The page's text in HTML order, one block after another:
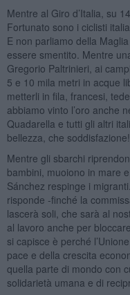
Mentre al Giro d’Italia, su
Fortunato sono i ciclisti
E non parliamo della
essere smentito. Mentre
Gregorio Paltrinieri, ai
5 e 10 mila metri in acque
metterli in fila, francesi,
abbiamo vinto l’oro anche
Quadarella e tutti gli altri
bellezza, che soddisfazione!
Mentre gli sbarchi
bambini, muoiono in mare
Sánchez respinge i
risponde -finché la
lascerà soli, che sarà al
al lavoro anche per
si capisce è perché
pace e della crescita
quella parte di mondo con
solidarietà umana e di